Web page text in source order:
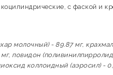
с фаской и
молочный) - 89.87 мг,
повидон
коллоидный (аэросил) -